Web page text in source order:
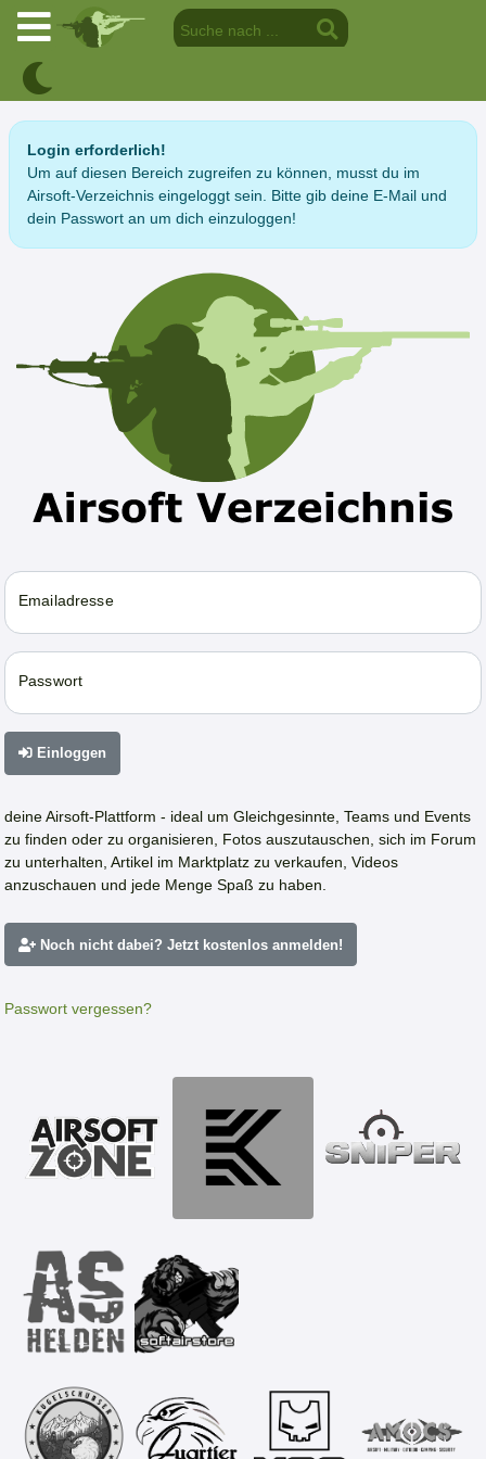
Login erforderlich!
Um auf diesen Bereich zugreifen zu können, musst du im
Airsoft-Verzeichnis eingeloggt sein. Bitte gib deine E-Mail und
dein Passwort an um dich einzuloggen!
Emailadresse
Passwort
Einloggen
deine Airsoft-Plattform - ideal um Gleichgesinnte, Teams und Events
zu finden oder zu organisieren, Fotos auszutauschen, sich im Forum
zu unterhalten, Artikel im Marktplatz zu verkaufen, Videos
anzuschauen und jede Menge Spaß zu haben.
Noch nicht dabei? Jetzt kostenlos anmelden!
Passwort vergessen?